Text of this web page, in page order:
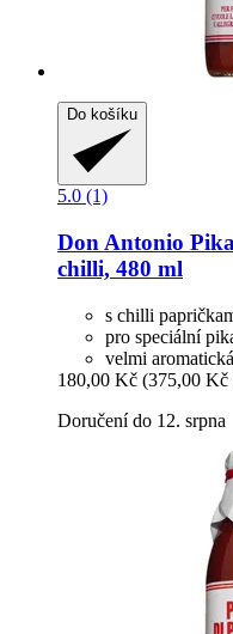
Do košíku
5.0 (1)
Don Antonio
chilli, 480 ml
s chilli
pro speciální
velmi
180,00 Kč (375,00 Kč
Doručení do 12. srpna